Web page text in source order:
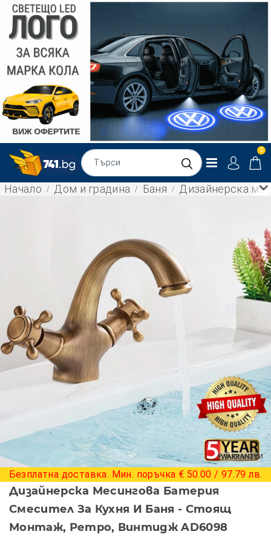
0
Начало Дом и градина Баня Дизайнерска
+ 5 снимки
Безплатна доставка. Мин. поръчка € 50.00 / 97.79 лв.
Дизайнерска Месингова Батерия
Смесител За Кухня И Баня - Стоящ
Монтаж, Ретро, Винтидж AD6098